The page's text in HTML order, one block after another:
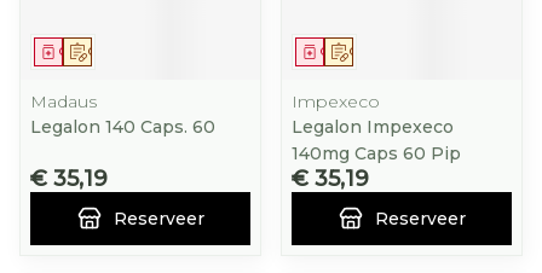
Op voorschrift
Geneesmiddel
Madaus
Legalon 140 Caps. 60
€ 35,19
Reserveer
Op voorschrift
Geneesmiddel
Impexeco
Legalon Impexeco
140mg Caps 60 Pip
€ 35,19
Reserveer